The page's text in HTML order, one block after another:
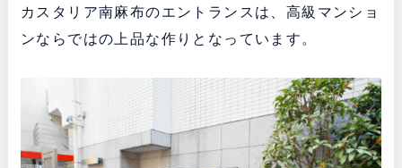
カスタリア南麻布のエントランスは、高級マンショ
ンならではの上品な作りとなっています。